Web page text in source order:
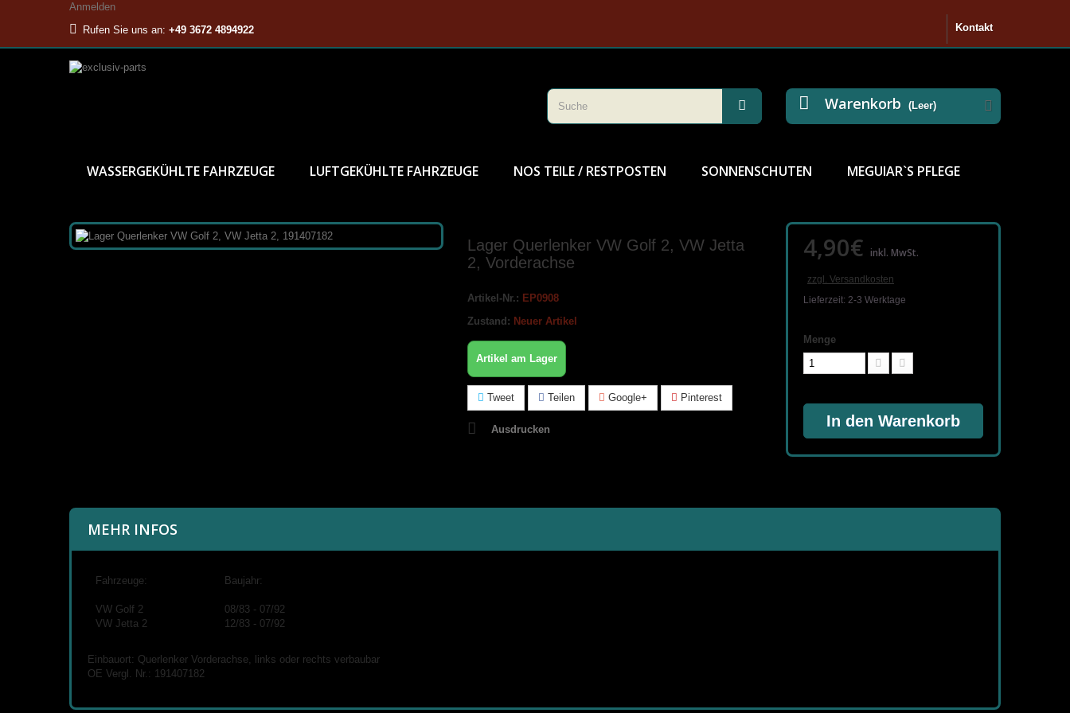
Anmelden
Kontakt
Rufen Sie uns an: +49 3672 4894922
Warenkorb (Leer)
WASSERGEKÜHLTE FAHRZEUGE LUFTGEKÜHLTE FAHRZEUGE NOS TEILE / RESTPOSTEN SONNENSCHUTEN MEGUIAR`S PFLEGE
Lager Querlenker VW Golf 2, VW Jetta
2, Vorderachse
Artikel-Nr.: EP0908
Zustand: Neuer Artikel
Artikel am Lager
Tweet Teilen Google+ Pinterest
Ausdrucken
4,90€ inkl. MwSt.
zzgl. Versandkosten
Lieferzeit: 2-3 Werktage
Menge
In den Warenkorb
MEHR INFOS
Fahrzeuge: Baujahr:
VW Golf 2
VW Jetta 2
08/83 - 07/92
12/83 - 07/92
Einbauort: Querlenker Vorderachse, links oder rechts verbaubar
OE Vergl. Nr.: 191407182